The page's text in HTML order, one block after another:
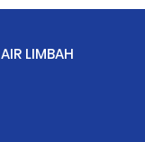
LIMBAH